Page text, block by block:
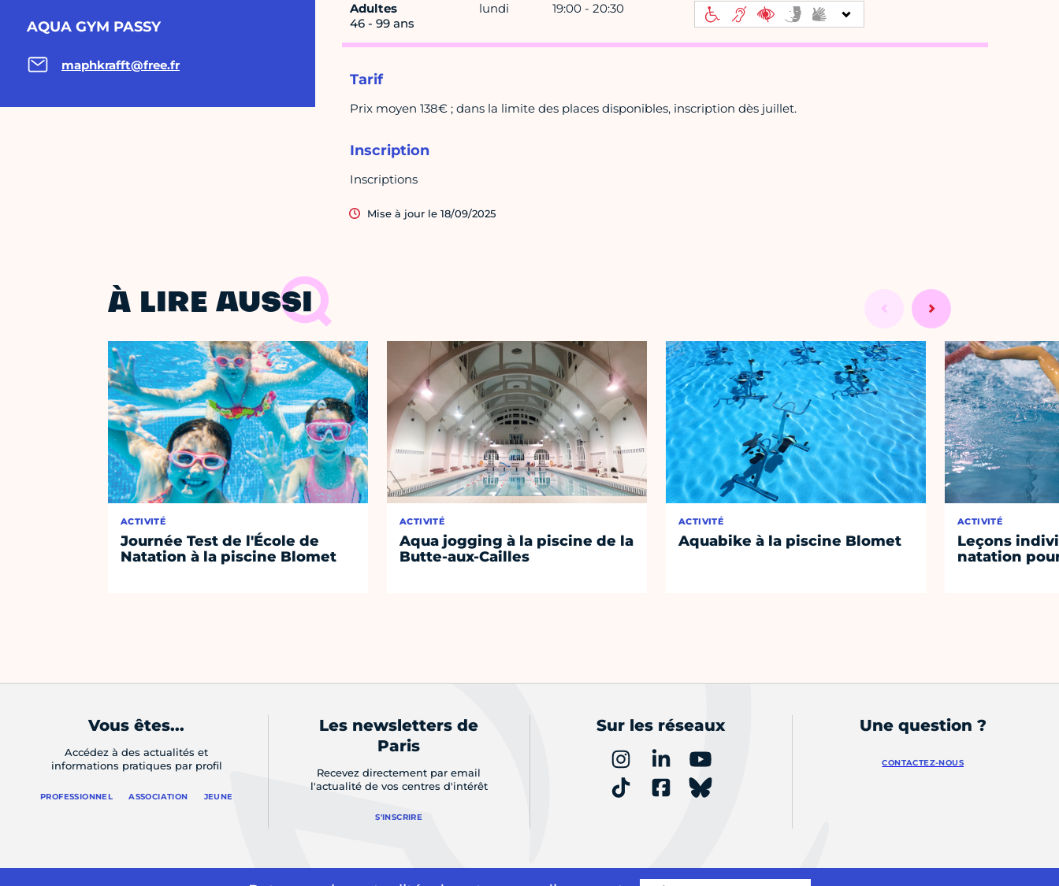
AQUA GYM PASSY
maphkrafft@free.fr
Adultes
46 - 99 ans
lundi 19:00 - 20:30
Tarif
Prix moyen 138€ ; dans la limite des places disponibles, inscription dès juillet.
Inscription
Inscriptions
Mise à jour le 18/09/2025
À LIRE AUSSI
ACTIVITÉ
Journée Test de l'École de
Natation à la piscine Blomet
ACTIVITÉ
Aqua jogging à la piscine de la
Butte-aux-Cailles
ACTIVITÉ
Aquabike à la piscine Blomet
ACTIVITÉ
Leçons
natation
Vous êtes...
Accédez à des actualités et
informations pratiques par profil
PROFESSIONNEL ASSOCIATION JEUNE
Les newsletters de
Paris
Recevez directement par email
l'actualité de vos centres d'intérêt
S'INSCRIRE
Sur les réseaux Une question ?
CONTACTEZ-NOUS